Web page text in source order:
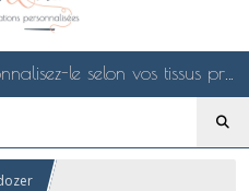
Choisissez un modèle et personnalisez-le selon vos tissus préférés de mes collections en ligne, je le confectionnerai selon vos souhaits